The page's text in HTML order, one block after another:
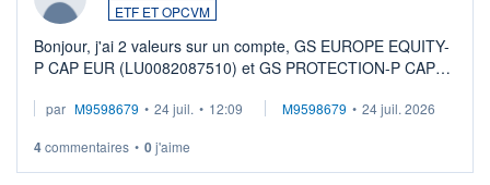
ETF ET OPCVM
Bonjour, j'ai 2 valeurs sur un compte, GS EUROPE EQUITY-
P CAP EUR (LU0082087510) et GS PROTECTION-P CAP
veux procéder à la vente, on me signale ...
par M9598679 • 24 juil. • 12:09 M9598679 • 24 juil. 2026
4commentaires • 0j'aime